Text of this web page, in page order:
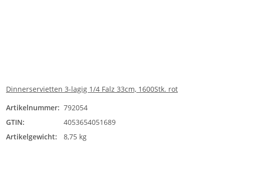
Dinnerservietten 3-lagig 1/4 Falz 33cm, 1600Stk. rot
Artikelnummer: 792054
GTIN:
4053654051689
Artikelgewicht:
8,75 kg